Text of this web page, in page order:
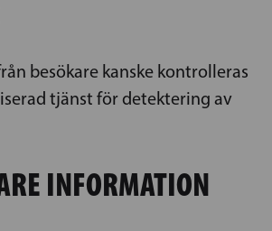
besökare kanske kontrolleras
tjänst för detektering av
INFORMATION